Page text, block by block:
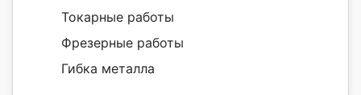
Токарные работы
Фрезерные работы
Гибка металла